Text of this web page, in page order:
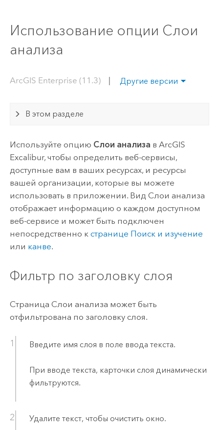
Использование опции Слои
анализа
ArcGIS Enterprise (11.3) Другие версии
В этом разделе
Используйте опцию Слои анализа в ArcGIS
Excalibur, чтобы определить веб-сервисы,
доступные вам в ваших ресурсах, и ресурсы
вашей организации, которые вы можете
использовать в приложении. Вид Слои анализа
отображает информацию о каждом доступном
веб-сервисе и может быть подключен
непосредственно к странице Поиск и изучение
или канве.
Фильтр по заголовку слоя
Страница Слои анализа может быть
отфильтрована по заголовку слоя.
Введите имя слоя в поле ввода текста.
При вводе текста, карточки слоя динамически
фильтруются.
Удалите текст, чтобы очистить окно.